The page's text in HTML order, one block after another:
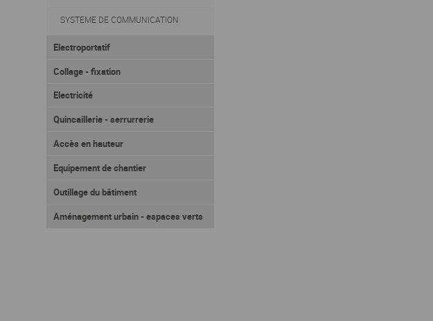
SYSTEME DE COMMUNICATION
Electroportatif
Collage - fixation
Electricité
Quincaillerie - serrurrerie
Accès en hauteur
Equipement de chantier
Outillage du bâtiment
Aménagement urbain - espaces verts